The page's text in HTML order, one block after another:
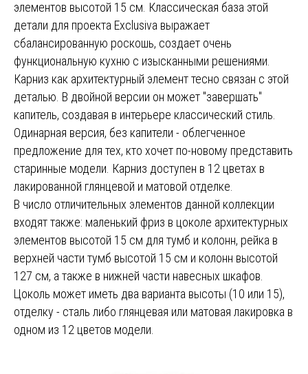
элементов высотой 15 см. Классическая база этой
детали для проекта Exclusiva выражает
сбалансированную роскошь, создает очень
функциональную кухню с изысканными решениями.
Карниз как архитектурный элемент тесно связан с этой
деталью. В двойной версии он может "завершать"
капитель, создавая в интерьере классический стиль.
Одинарная версия, без капители - облегченное
предложение для тех, кто хочет по-новому представить
старинные модели. Карниз доступен в 12 цветах в
лакированной глянцевой и матовой отделке.
В число отличительных элементов данной коллекции
входят также: маленький фриз в цоколе архитектурных
элементов высотой 15 см для тумб и колонн, рейка в
верхней части тумб высотой 15 см и колонн высотой
127 см, а также в нижней части навесных шкафов.
Цоколь может иметь два варианта высоты (10 или 15),
отделку - сталь либо глянцевая или матовая лакировка в
одном из 12 цветов модели.